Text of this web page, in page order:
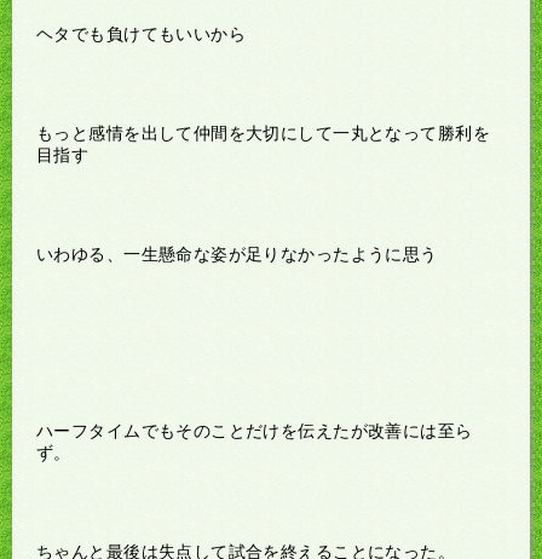
ヘタでも負けてもいいから
もっと感情を出して仲間を大切にして一丸となって勝利を
目指す
いわゆる、一生懸命な姿が足りなかったように思う
ハーフタイムでもそのことだけを伝えたが改善には至ら
ず。
ちゃんと最後は失点して試合を終えることになった。